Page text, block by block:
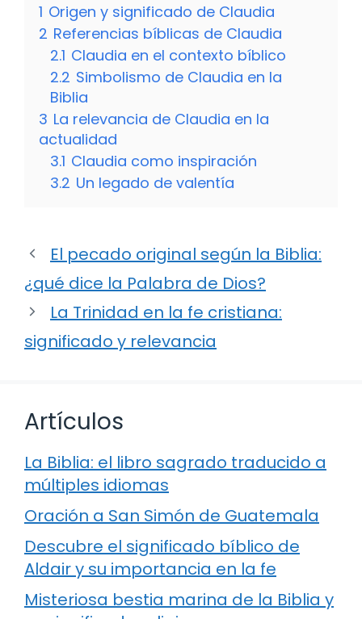
1 Origen y significado de Claudia
2 Referencias bíblicas de Claudia
2.1 Claudia en el contexto bíblico
2.2 Simbolismo de Claudia en la
Biblia
3 La relevancia de Claudia en la
actualidad
3.1 Claudia como inspiración
3.2 Un legado de valentía
El pecado original según la Biblia:
¿qué dice la Palabra de Dios?
La Trinidad en la fe cristiana:
significado y relevancia
Artículos
La Biblia: el libro sagrado traducido a
múltiples idiomas
Oración a San Simón de Guatemala
Descubre el significado bíblico de
Aldair y su importancia en la fe
Misteriosa bestia marina de la Biblia y